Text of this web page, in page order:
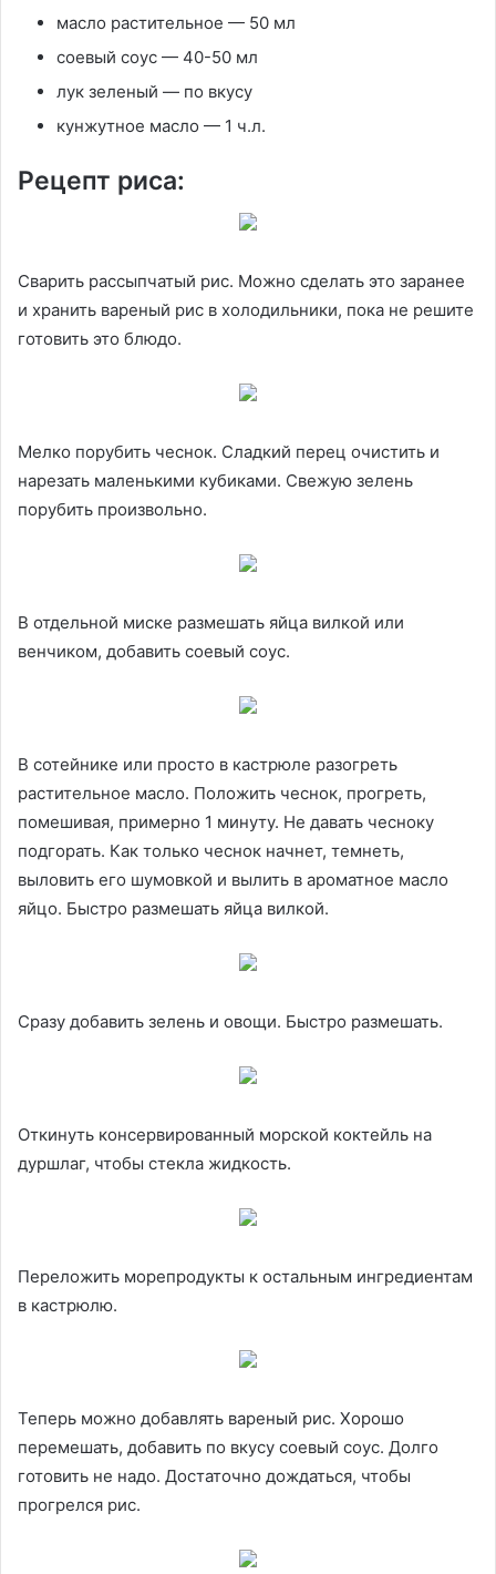
масло растительное — 50 мл
соевый соус — 40-50 мл
лук зеленый — по вкусу
кунжутное масло — 1 ч.л.
Рецепт риса:
Сварить рассыпчатый рис. Можно сделать это заранее
и хранить вареный рис в холодильники, пока не решите
готовить это блюдо.
Мелко порубить чеснок. Сладкий перец очистить и
нарезать маленькими кубиками. Свежую зелень
порубить произвольно.
В отдельной миске размешать яйца вилкой или
венчиком, добавить соевый соус.
В сотейнике или просто в кастрюле разогреть
растительное масло. Положить чеснок, прогреть,
помешивая, примерно 1 минуту. Не давать чесноку
подгорать. Как только чеснок начнет, темнеть,
выловить его шумовкой и вылить в ароматное масло
яйцо. Быстро размешать яйца вилкой.
Сразу добавить зелень и овощи. Быстро размешать.
Откинуть консервированный морской коктейль на
дуршлаг, чтобы стекла жидкость.
Переложить морепродукты к остальным ингредиентам
в кастрюлю.
Теперь можно добавлять вареный рис. Хорошо
перемешать, добавить по вкусу соевый соус. Долго
готовить не надо. Достаточно дождаться, чтобы
прогрелся рис.